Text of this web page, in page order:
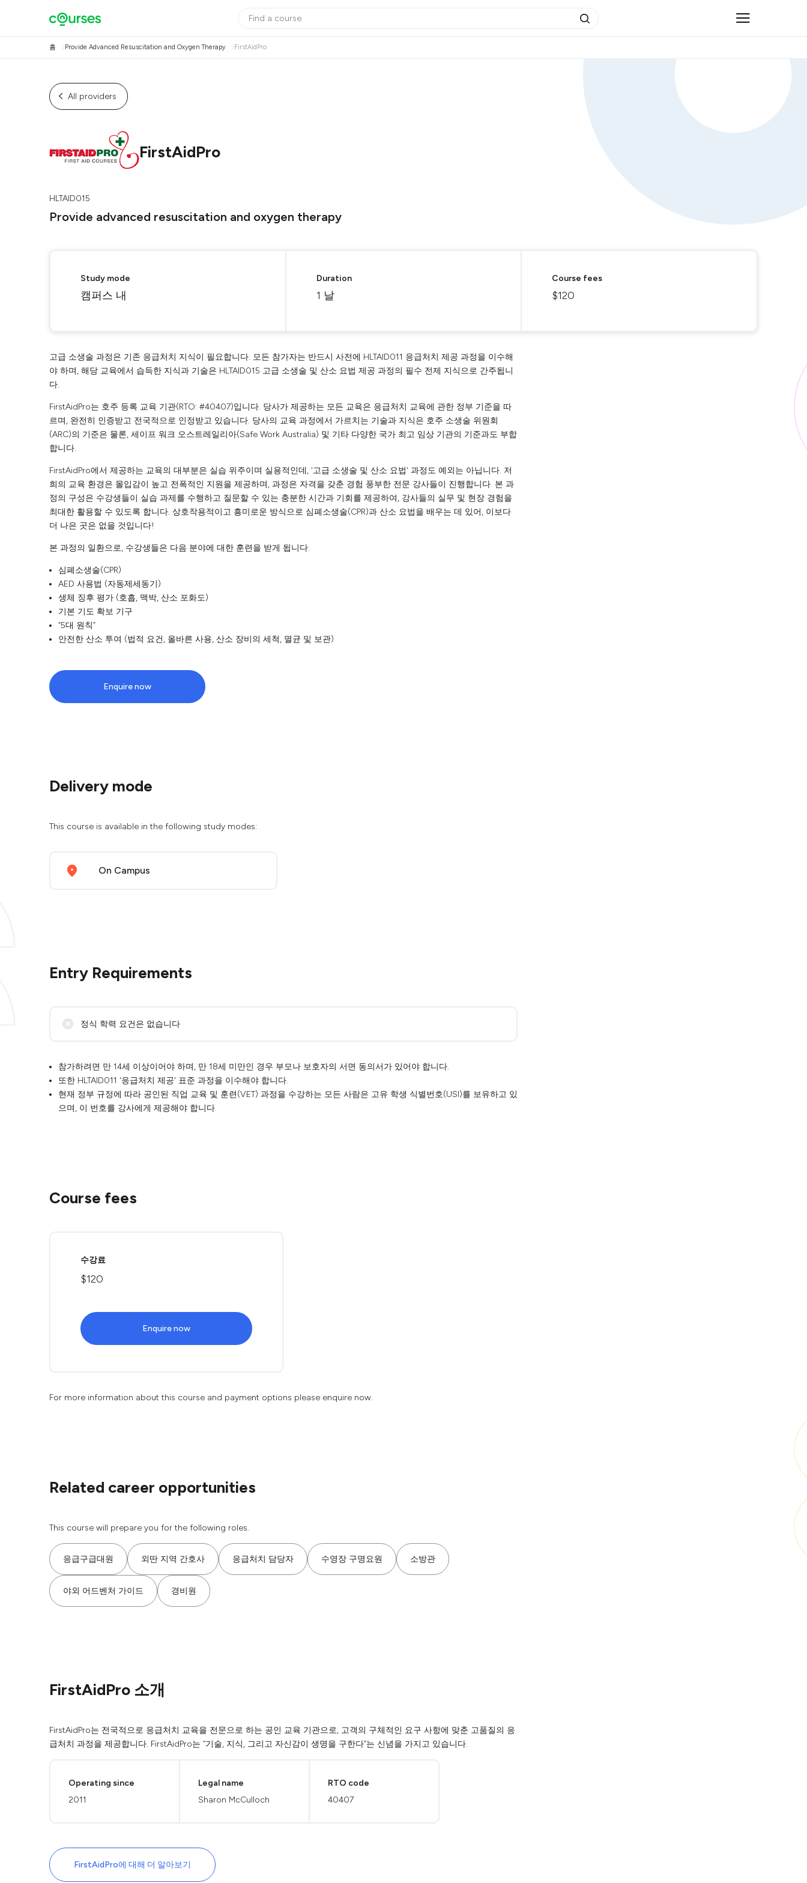
홈 Provide Advanced Resuscitation and Oxygen Therapy FirstAidPro
All providers
FirstAidPro
HLTAID015
Provide advanced resuscitation and oxygen therapy
Study mode
캠퍼스 내
Duration
1 날
Course fees
$120
고급 소생술 과정은 기존 응급처치 지식이 필요합니다. 모든 참가자는 반드시 사전에 HLTAID011 응급처치 제공 과정을 이수해
야 하며, 해당 교육에서 습득한 지식과 기술은 HLTAID015 고급 소생술 및 산소 요법 제공 과정의 필수 전제 지식으로 간주됩니
다.
FirstAidPro는 호주 등록 교육 기관(RTO: #40407)입니다. 당사가 제공하는 모든 교육은 응급처치 교육에 관한 정부 기준을 따
르며, 완전히 인증받고 전국적으로 인정받고 있습니다. 당사의 교육 과정에서 가르치는 기술과 지식은 호주 소생술 위원회
(ARC)의 기준은 물론, 세이프 워크 오스트레일리아(Safe Work Australia) 및 기타 다양한 국가 최고 임상 기관의 기준과도 부합
합니다.
FirstAidPro에서 제공하는 교육의 대부분은 실습 위주이며 실용적인데, '고급 소생술 및 산소 요법' 과정도 예외는 아닙니다. 저
희의 교육 환경은 몰입감이 높고 전폭적인 지원을 제공하며, 과정은 자격을 갖춘 경험 풍부한 전문 강사들이 진행합니다. 본 과
정의 구성은 수강생들이 실습 과제를 수행하고 질문할 수 있는 충분한 시간과 기회를 제공하여, 강사들의 실무 및 현장 경험을
최대한 활용할 수 있도록 합니다. 상호작용적이고 흥미로운 방식으로 심폐소생술(CPR)과 산소 요법을 배우는 데 있어, 이보다
더 나은 곳은 없을 것입니다!
본 과정의 일환으로, 수강생들은 다음 분야에 대한 훈련을 받게 됩니다:
심폐소생술(CPR)
AED 사용법 (자동제세동기)
생체 징후 평가 (호흡, 맥박, 산소 포화도)
기본 기도 확보 기구
“5대 원칙”
안전한 산소 투여 (법적 요건, 올바른 사용, 산소 장비의 세척, 멸균 및 보관)
Enquire now
Delivery mode
This course is available in the following study modes:
On Campus
Entry Requirements
정식 학력 요건은 없습니다
참가하려면 만 14세 이상이어야 하며, 만 18세 미만인 경우 부모나 보호자의 서면 동의서가 있어야 합니다.
또한 HLTAID011 '응급처치 제공' 표준 과정을 이수해야 합니다.
현재 정부 규정에 따라 공인된 직업 교육 및 훈련(VET) 과정을 수강하는 모든 사람은 고유 학생 식별번호(USI)를 보유하고 있
으며, 이 번호를 강사에게 제공해야 합니다.
Course fees
수강료
$120
Enquire now
For more information about this course and payment options please enquire now.
Related career opportunities
This course will prepare you for the following roles.
응급구급대원 외딴 지역 간호사 응급처치 담당자 수영장 구명요원 소방관
야외 어드벤처 가이드 경비원
FirstAidPro 소개
FirstAidPro는 전국적으로 응급처치 교육을 전문으로 하는 공인 교육 기관으로, 고객의 구체적인 요구 사항에 맞춘 고품질의 응
급처치 과정을 제공합니다. FirstAidPro는 “기술, 지식, 그리고 자신감이 생명을 구한다”는 신념을 가지고 있습니다.
Operating since
2011
Legal name
Sharon McCulloch
RTO code
40407
FirstAidPro에 대해 더 알아보기